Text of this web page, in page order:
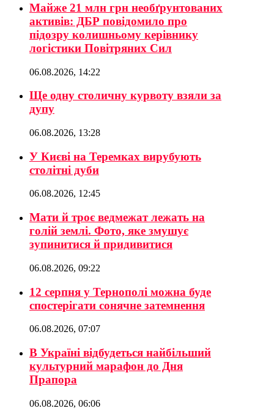
Майже 21 млн грн необґрунтованих
активів: ДБР повідомило про
підозру колишньому керівнику
логістики Повітряних Сил
06.08.2026, 14:22
Ще одну столичну курвоту взяли за
дупу
06.08.2026, 13:28
У Києві на Теремках вирубують
столітні дуби
06.08.2026, 12:45
Мати й троє ведмежат лежать на
голій землі. Фото, яке змушує
зупинитися й придивитися
06.08.2026, 09:22
12 серпня у Тернополі можна буде
спостерігати сонячне затемнення
06.08.2026, 07:07
В Україні відбудеться найбільший
культурний марафон до Дня
Прапора
06.08.2026, 06:06